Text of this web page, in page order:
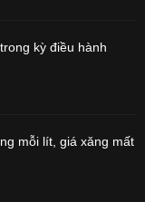
kỳ điều hành
mỗi lít, giá xăng mất